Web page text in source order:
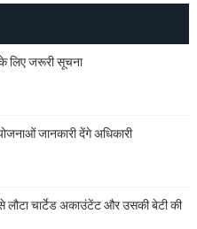
के लिए जरूरी सूचना
जानकारी देंगे अधिकारी
चार्टेड अकाउंटेंट और उसकी बेटी की